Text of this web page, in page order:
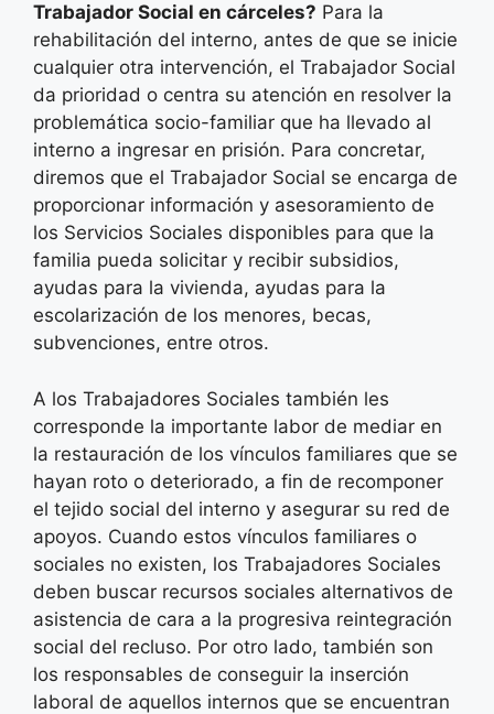
Trabajador Social en cárceles? Para la
rehabilitación del interno, antes de que se inicie
cualquier otra intervención, el Trabajador Social
da prioridad o centra su atención en resolver la
problemática socio-familiar que ha llevado al
interno a ingresar en prisión. Para concretar,
diremos que el Trabajador Social se encarga de
proporcionar información y asesoramiento de
los Servicios Sociales disponibles para que la
familia pueda solicitar y recibir subsidios,
ayudas para la vivienda, ayudas para la
escolarización de los menores, becas,
subvenciones, entre otros.
A los Trabajadores Sociales también les
corresponde la importante labor de mediar en
la restauración de los vínculos familiares que se
hayan roto o deteriorado, a fin de recomponer
el tejido social del interno y asegurar su red de
apoyos. Cuando estos vínculos familiares o
sociales no existen, los Trabajadores Sociales
deben buscar recursos sociales alternativos de
asistencia de cara a la progresiva reintegración
social del recluso. Por otro lado, también son
los responsables de conseguir la inserción
laboral de aquellos internos que se encuentran